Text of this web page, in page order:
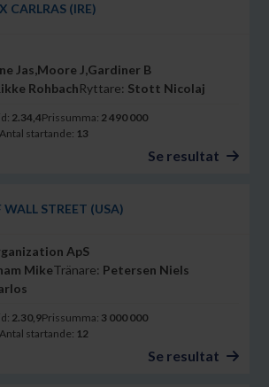
CARLRAS (IRE)
Jas,Moore J,Gardiner B
RohbachRyttare: Stott Nicolaj
2.34,4Prissumma: 2 490 000
Antal startande: 13
Se resultat
WALL STREET (USA)
ApS
MikeTränare: Petersen Niels
2.30,9Prissumma: 3 000 000
Antal startande: 12
Se resultat